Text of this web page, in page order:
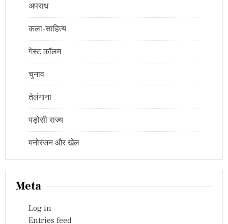
अपराध
कला-साहित्य
गेस्ट कॉलम
चुनाव
तेलंगाना
पड़ोसी राज्य
मनोरंजन और खेल
Meta
Log in
Entries feed